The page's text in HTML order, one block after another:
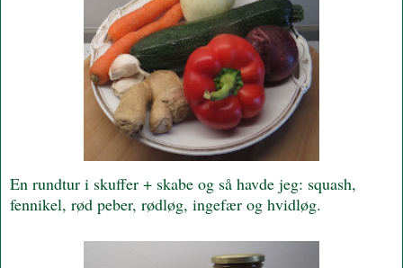
En rundtur i skuffer + skabe og så havde jeg: squash,
fennikel, rød peber, rødløg, ingefær og hvidløg.